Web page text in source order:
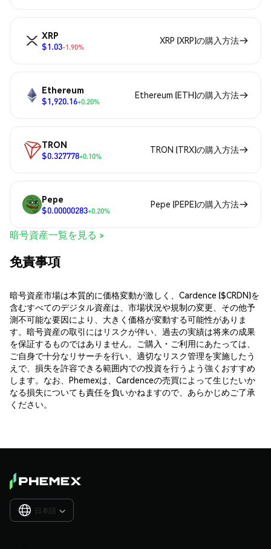
XRP
$1.03-1.90%
XRP (XRP)の購入方法
Ethereum
$1,920.16+0.20%
Ethereum (ETH)の購入方法
TRON
$0.327778+0.10%
TRON (TRX)の購入方法
Pepe
$0.00000283+0.20%
Pepe (PEPE)の購入方法
暗号資産一覧を見る >
免責事項
暗号資産市場は本質的に価格変動が激しく、Cardence ($CRDN)を
含むすべてのデジタル資産は、市場状況や規制の変更、その他予
測不可能な要因により、大きく価格が変動する可能性がありま
す。暗号資産の取引にはリスクが伴い、過去の実績は将来の成果
を保証するものではありません。ご購入・ご利用にあたっては、
ご自身で十分なリサーチを行い、適切なリスク管理を実施したう
えで、損失を許容できる範囲内での投資を行うよう強くおすすめ
します。なお、Phemexは、Cardenceの売買によって生じたいか
なる損失についても責任を負いかねますので、あらかじめご了承
ください。
日本語 